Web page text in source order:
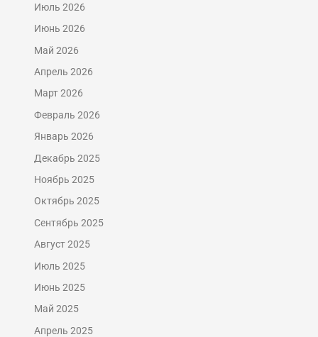
Июль 2026
Июнь 2026
Май 2026
Апрель 2026
Март 2026
Февраль 2026
Январь 2026
Декабрь 2025
Ноябрь 2025
Октябрь 2025
Сентябрь 2025
Август 2025
Июль 2025
Июнь 2025
Май 2025
Апрель 2025